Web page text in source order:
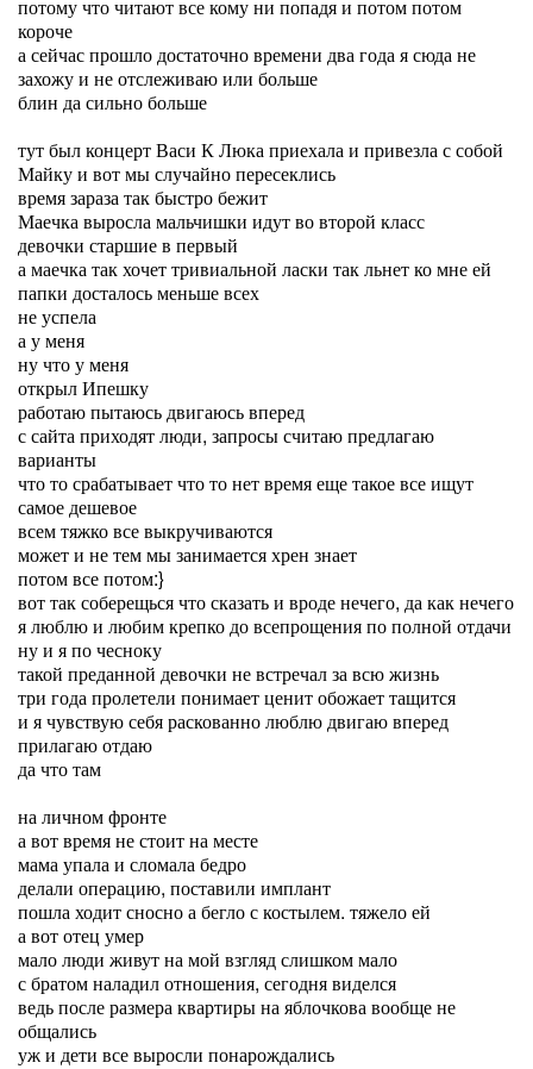
потому что читают все кому ни попадя и потом потом
короче
а сейчас прошло достаточно времени два года я сюда не
захожу и не отслеживаю или больше
блин да сильно больше
тут был концерт Васи К Люка приехала и привезла с собой
Майку и вот мы случайно пересеклись
время зараза так быстро бежит
Маечка выросла мальчишки идут во второй класс
девочки старшие в первый
а маечка так хочет тривиальной ласки так льнет ко мне ей
папки досталось меньше всех
не успела
а у меня
ну что у меня
открыл Ипешку
работаю пытаюсь двигаюсь вперед
с сайта приходят люди, запросы считаю предлагаю
варианты
что то срабатывает что то нет время еще такое все ищут
самое дешевое
всем тяжко все выкручиваются
может и не тем мы занимается хрен знает
потом все потом:}
вот так соберещься что сказать и вроде нечего, да как нечего
я люблю и любим крепко до всепрощения по полной отдачи
ну и я по чесноку
такой преданной девочки не встречал за всю жизнь
три года пролетели понимает ценит обожает тащится
и я чувствую себя раскованно люблю двигаю вперед
прилагаю отдаю
да что там
на личном фронте
а вот время не стоит на месте
мама упала и сломала бедро
делали операцию, поставили имплант
пошла ходит сносно а бегло с костылем. тяжело ей
а вот отец умер
мало люди живут на мой взгляд слишком мало
с братом наладил отношения, сегодня виделся
ведь после размера квартиры на яблочкова вообще не
общались
уж и дети все выросли понарождались